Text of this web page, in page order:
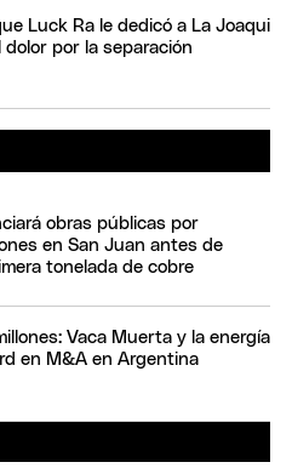
Luck Ra le dedicó a La Joaqui
dolor por la separación
obras públicas por
en San Juan antes de
tonelada de cobre
Vaca Muerta y la energía
en M&A en Argentina